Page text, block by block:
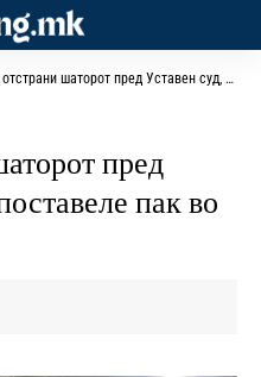
шаторот пред Уставен суд, ќе го поставеле пак во март
пред
пак во